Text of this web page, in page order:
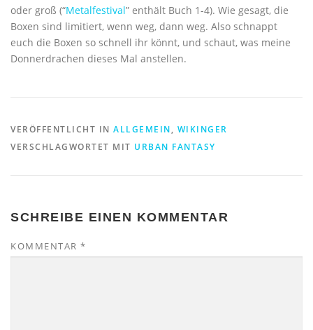
oder groß (“Metalfestival” enthält Buch 1-4). Wie gesagt, die
Boxen sind limitiert, wenn weg, dann weg. Also schnappt
euch die Boxen so schnell ihr könnt, und schaut, was meine
Donnerdrachen dieses Mal anstellen.
VERÖFFENTLICHT IN ALLGEMEIN, WIKINGER
VERSCHLAGWORTET MIT URBAN FANTASY
SCHREIBE EINEN KOMMENTAR
KOMMENTAR *